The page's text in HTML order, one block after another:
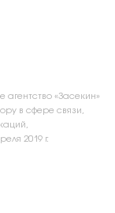
«Засекин»
в сфере связи,
2019 г.